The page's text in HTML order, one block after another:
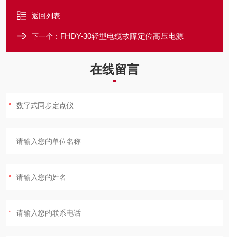
返回列表
下一个： FHDY-30轻型电缆故障定位高压电源
在线留言